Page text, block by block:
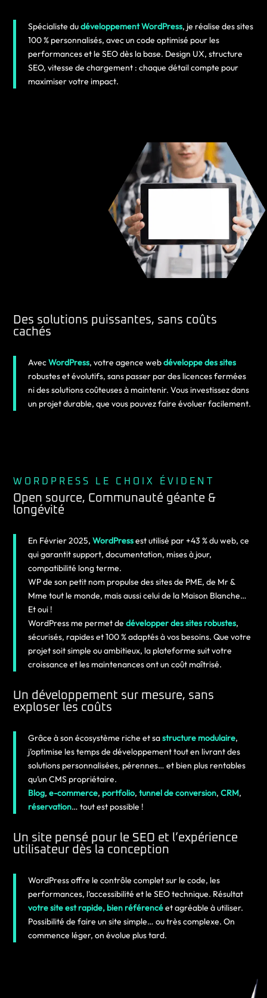
Spécialiste dudéveloppement WordPress, je réalise des sites
100 % personnalisés, avec un code optimisé pour les
performances et le SEO dès la base. Design UX, structure
SEO, vitesse de chargement : chaque détail compte pour
maximiser votre impact.
Des solutions puissantes, sans coûts
cachés
AvecWordPress, votre agence webdéveloppe des sites
robustes et évolutifs, sans passer par des licences fermées
ni des solutions coûteuses à maintenir. Vous investissez dans
un projet durable, que vous pouvez faire évoluer facilement.
WORDPRESS LE CHOIX ÉVIDENT
Open source, Communauté géante &
longévité
En Février 2025,WordPressest utilisé par +43 % du web, ce
qui garantit support, documentation, mises à jour,
compatibilité long terme.
WP de son petit nom propulse des sites de PME, de Mr &
Mme tout le monde, mais aussi celui de la Maison Blanche…
Et oui !
WordPress me permet dedévelopper des sites robustes,
sécurisés, rapides et 100 % adaptés à vos besoins. Que votre
projet soit simple ou ambitieux, la plateforme suit votre
croissance et les maintenances ont un coût maîtrisé.
Un développement sur mesure, sans
exploser les coûts
Grâce à son écosystème riche et sastructure modulaire,
j’optimise les temps de développement tout en livrant des
solutions personnalisées, pérennes… et bien plus rentables
qu’un CMS propriétaire.
Blog,e-commerce, portfolio,tunnel de conversion,CRM,
réservation… tout est possible !
Un site pensé pour le SEO et l’expérience
utilisateur dès la conception
WordPress offre le contrôle complet sur le code, les
performances, l’accessibilité et le SEO technique. Résultat
votre site est rapide, bien référencéet agréable à utiliser.
Possibilité de faire un site simple… ou très complexe. On
commence léger, on évolue plus tard.